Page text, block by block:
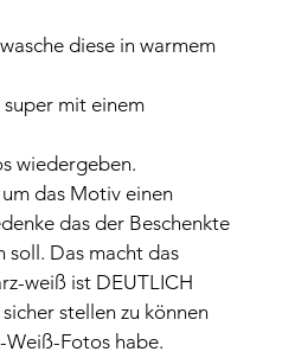
diese in warmem
super mit einem
wiedergeben.
das Motiv einen
das der Beschenkte
soll. Das macht das
weiß ist DEUTLICH
stellen zu können
Weiß-Fotos habe.